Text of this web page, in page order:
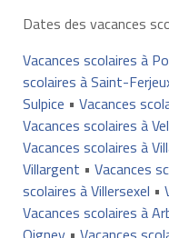
Dates des vacances
Vacances scolaires à
scolaires à Saint-
Sulpice • Vacances
Vacances scolaires à
Vacances scolaires à
Villargent • Vacances
scolaires à Villersexel •
Vacances scolaires à